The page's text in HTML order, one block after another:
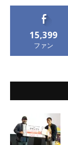
15,399
ファン